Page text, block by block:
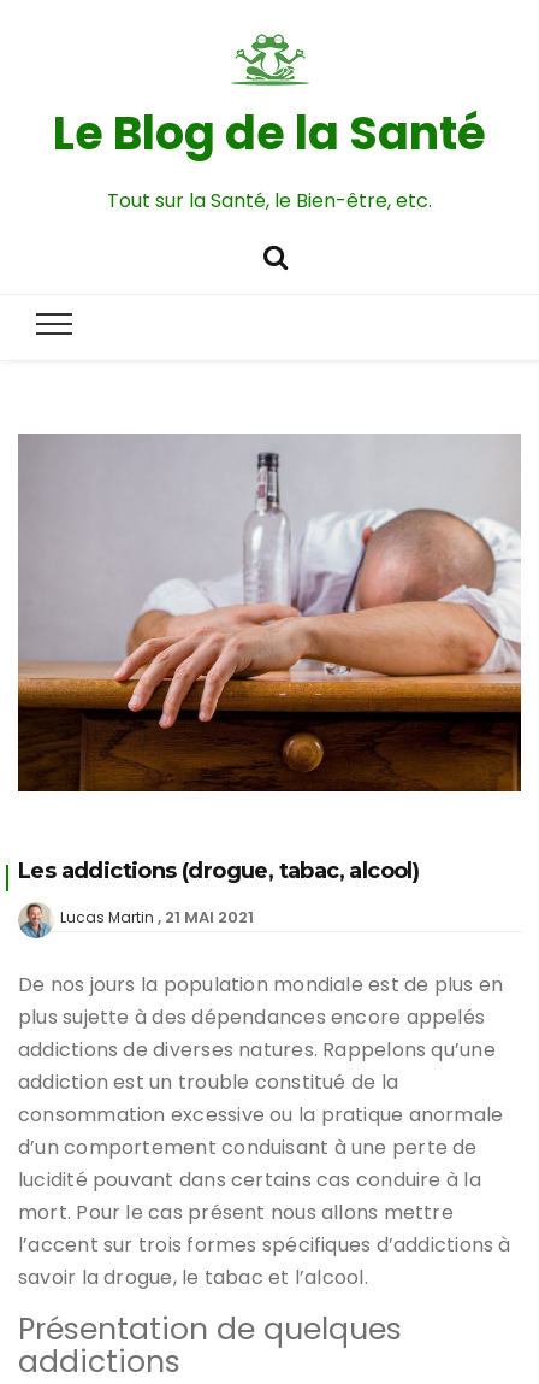
Le Blog de la Santé
Tout sur la Santé, le Bien-être, etc.
Les addictions (drogue, tabac, alcool)
Lucas Martin 21 MAI 2021
De nos jours la population mondiale est de plus en
plus sujette à des dépendances encore appelés
addictions de diverses natures. Rappelons qu’une
addiction est un trouble constitué de la
consommation excessive ou la pratique anormale
d’un comportement conduisant à une perte de
lucidité pouvant dans certains cas conduire à la
mort. Pour le cas présent nous allons mettre
l’accent sur trois formes spécifiques d’addictions à
savoir la drogue, le tabac et l’alcool.
Présentation de quelques
addictions